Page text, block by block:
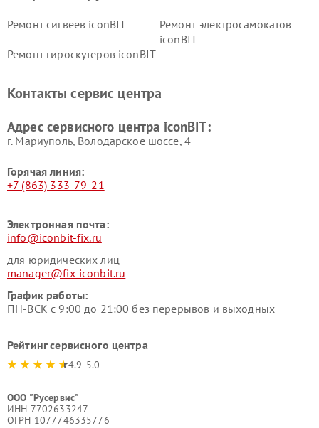
Ремонт сигвеев iconBIT
Ремонт электросамокатов
iconBIT
Ремонт гироскутеров iconBIT
Контакты сервис центра
Адрес сервисного центра iconBIT:
г. Мариуполь, Володарское шоссе, 4
Горячая линия:
+7 (863) 333-79-21
Электронная почта:
info@iconbit-fix.ru
для юридических лиц
manager@fix-iconbit.ru
График работы:
ПН-ВСК с 9:00 до 21:00 без перерывов и выходных
Рейтинг сервисного центра
4.9-5.0
ООО "Русервис"
ИНН 7702633247
ОГРН 1077746335776